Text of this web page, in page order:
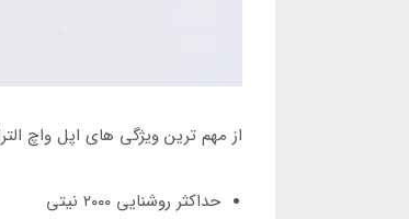
از مهم ترین ویژگی های اپل واچ
حداکثر روشنایی ۲۰۰۰ نیتی